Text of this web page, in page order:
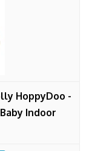
HoppyDoo -
Indoor